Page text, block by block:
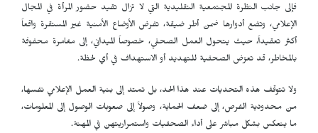
فإلى جانب النظرة المجتمعية التقليدية التي لا تزال تقيد حضور المرأة في المجال
الإعلامي، وتضع أدوارها ضمن أطر ضيقة، تفرض الأوضاع الأمنية غير المستقرة واقعاً
أكثر تعقيداً، حيث يتحول العمل الصحفي، خصوصاً الميداني، إلى مغامرة محفوفة
بالمخاطر، قد تعرّض الصحفية للتهديد أو الاستهداف في أي لحظة.
ولا تتوقف هذه التحديات عند هذا الحد، بل تمتد إلى بنية العمل الإعلامي نفسها،
من محدودية الفرص، إلى ضعف الحماية، وصولاً إلى صعوبات الوصول إلى المعلومات،
ما ينعكس بشكل مباشر على أداء الصحفيات واستمراريتهن في المهنة.